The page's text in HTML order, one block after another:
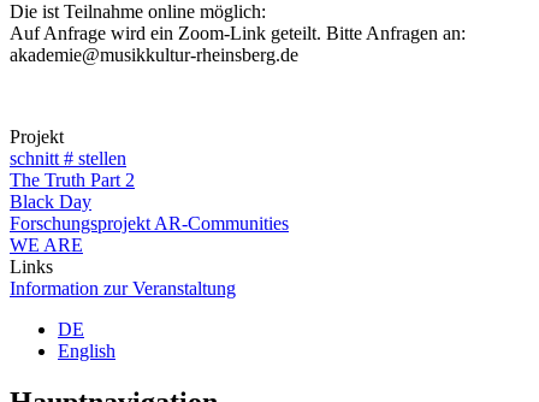
Die ist Teilnahme online möglich:
Auf Anfrage wird ein Zoom-Link geteilt. Bitte Anfragen an:
akademie@musikkultur-rheinsberg.de
Projekt
schnitt # stellen
The Truth Part 2
Black Day
Forschungsprojekt AR-Communities
WE ARE
Links
Information zur Veranstaltung
DE
English